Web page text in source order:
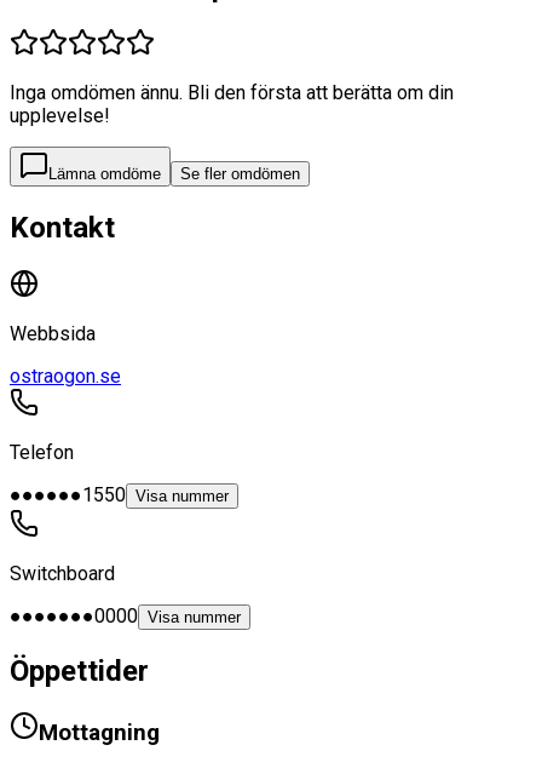
Inga omdömen ännu. Bli den första att berätta om din
upplevelse!
Lämna omdöme Se fler omdömen
Kontakt
Webbsida
ostraogon.se
Telefon
●●●●●●1550 Visa nummer
Switchboard
●●●●●●●0000 Visa nummer
Öppettider
Mottagning